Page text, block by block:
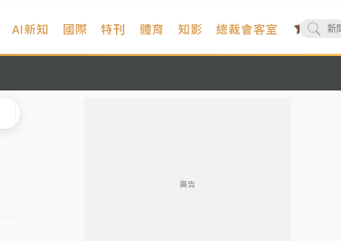
AI新知 國際 特刊 體育 知影 總裁會客室
廣告